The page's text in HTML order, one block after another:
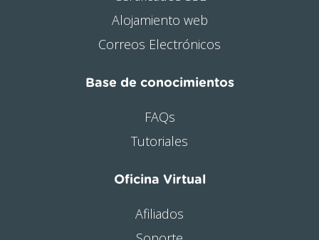
Alojamiento web
Correos Electrónicos
Base de conocimientos
FAQs
Tutoriales
Oficina Virtual
Afiliados